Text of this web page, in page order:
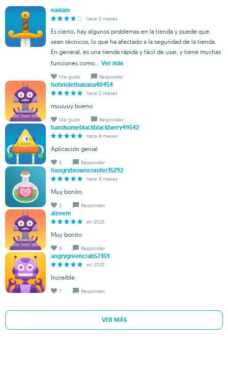
easlam
hace 2 meses
Es cierto, hay algunos problemas en la tienda y puede que
sean técnicos, lo que ha afectado a la seguridad de la tienda.
En general, es una tienda rápida y fácil de usar, y tiene muchas
funciones como...
Ver más
Me gusta Responder
hotvioletbanana40454
hace 2 meses
muuuuy bueno
Me gusta Responder
handsomeblackblackberry49542
hace 8 meses
Aplicación genial
5 Responder
hungrybrownconifer35292
hace 8 meses
Muy bonito
2 Responder
alzeem
en 2025
Muy bonito
6 Responder
angrygreencrab57359
en 2025
Increíble
7 Responder
VER MÁS